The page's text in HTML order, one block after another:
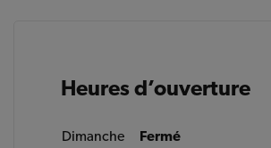
Heures d’ouverture
Dimanche
Fermé